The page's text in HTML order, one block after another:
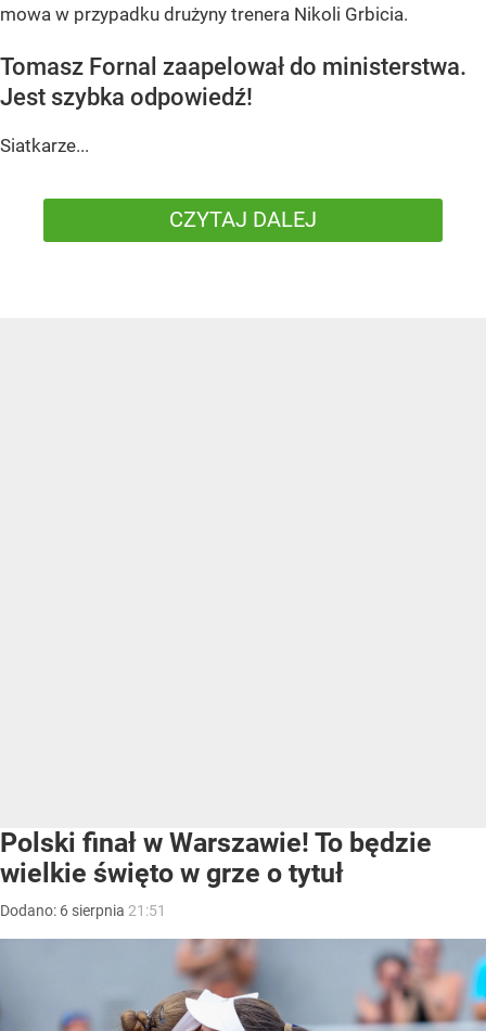
mowa w przypadku drużyny trenera Nikoli Grbicia.
Tomasz Fornal zaapelował do ministerstwa.
Jest szybka odpowiedź!
Siatkarze...
CZYTAJ DALEJ
Polski finał w Warszawie! To będzie
wielkie święto w grze o tytuł
Dodano: 6 sierpnia 21:51